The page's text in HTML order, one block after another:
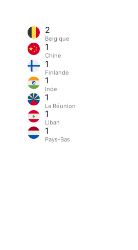
2
Belgique
1
Chine
1
Finlande
1
Inde
1
La Réunion
1
Liban
1
Pays-Bas